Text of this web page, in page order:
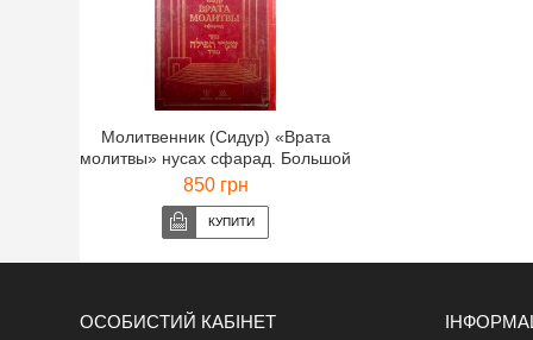
Молитвенник (Сидур) «Врата
молитвы» нусах сфарад. Большой
формат. Букинистика
850 грн
ОСОБИСТИЙ КАБІНЕТ